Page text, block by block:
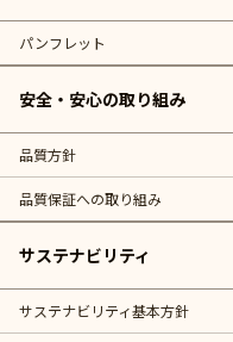
パンフレット
安全・安心の取り組み
品質方針
品質保証への取り組み
サステナビリティ
サステナビリティ基本方針